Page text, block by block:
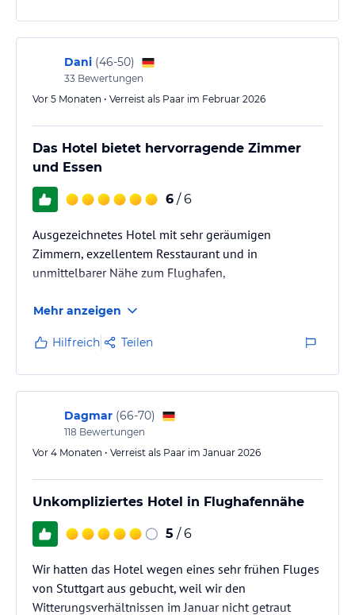
Dani (46-50)
33 Bewertungen
Vor 5 Monaten • Verreist als Paar im Februar 2026
Das Hotel bietet hervorragende Zimmer
und Essen
6 / 6
Ausgezeichnetes Hotel mit sehr geräumigen
Zimmern, exzellentem Resstaurant und in
unmittelbarer Nähe zum Flughafen,
Mehr anzeigen
Hilfreich Teilen
Dagmar (66-70)
118 Bewertungen
Vor 4 Monaten • Verreist als Paar im Januar 2026
Unkompliziertes Hotel in Flughafennähe
5 / 6
Wir hatten das Hotel wegen eines sehr frühen Fluges
von Stuttgart aus gebucht, weil wir den
Witterungsverhältnissen im Januar nicht getraut